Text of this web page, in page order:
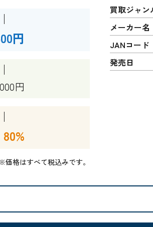
円
円
80%
※価格はすべて税込みです。
買取ジャン
メーカー名
JANコード
発売日